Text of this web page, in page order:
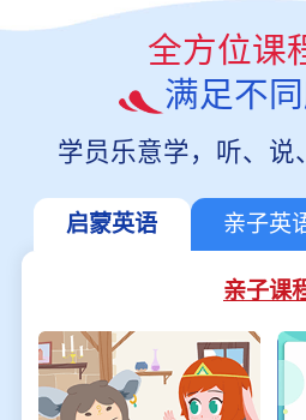
全方位课
满足不
学员乐意学，听、说
启蒙英语 亲子英
亲子课